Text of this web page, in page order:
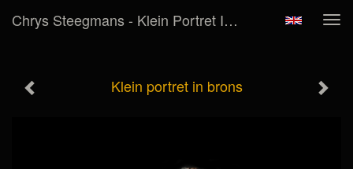
Chrys Steegmans - Klein Portret In Brons
Klein portret in brons